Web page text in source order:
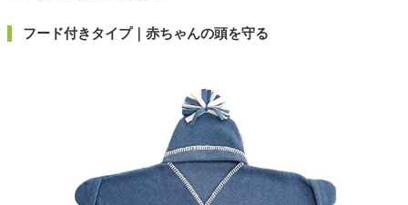
フード付きタイプ｜赤ちゃんの頭を守る